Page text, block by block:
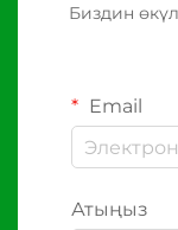
Биздин
Email
Атыңыз